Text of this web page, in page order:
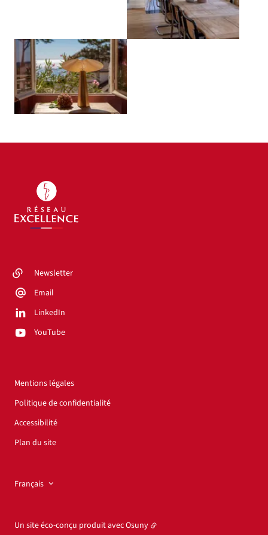
Agrandir
Newsletter
Email
LinkedIn
YouTube
Mentions légales
Politique de confidentialité
Accessibilité
Plan du site
Français
Un site éco-conçu produit avecOsuny